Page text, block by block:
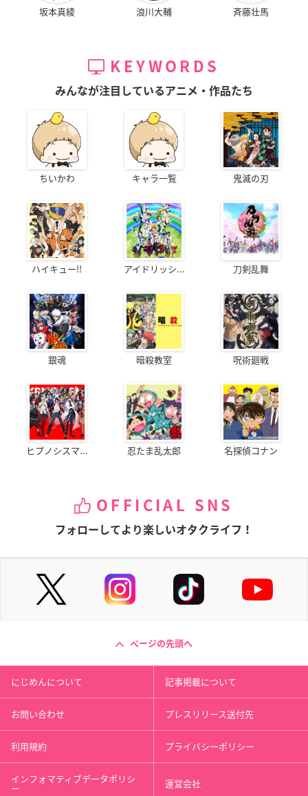
坂本真綾 浪川大輔 斉藤壮馬
KEYWORDS
みんなが注目しているアニメ・作品たち
ちいかわ キャラ一覧 鬼滅の刃
ハイキュー!! アイドリッシ... 刀剣乱舞
銀魂 暗殺教室 呪術廻戦
ヒプノシスマ... 忍たま乱太郎 名探偵コナン
OFFICIAL SNS
フォローしてより楽しいオタクライフ！
ページの先頭へ
にじめんについて 記事掲載について
お問い合わせ プレスリリース送付先
利用規約 プライバシーポリシー
インフォマティブデータポリシ
ー 運営会社